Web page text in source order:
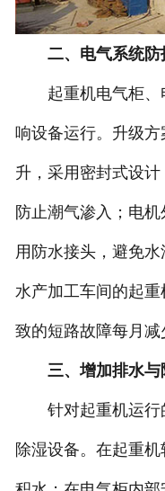
二、电气系统
起重机电气柜、
响设备运行。升级
升，采用密封式设计
防止潮气渗入；电
用防水接头，避免
水产加工车间的起
致的短路故障每月减
三、增加排水
针对起重机运行
除湿设备。在起重